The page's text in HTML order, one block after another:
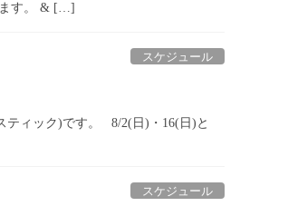
ます。 & […]
スケジュール
ティック)です。 8/2(日)・16(日)と
スケジュール